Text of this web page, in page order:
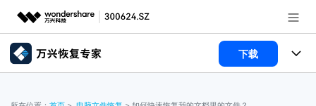
推荐产品 下载